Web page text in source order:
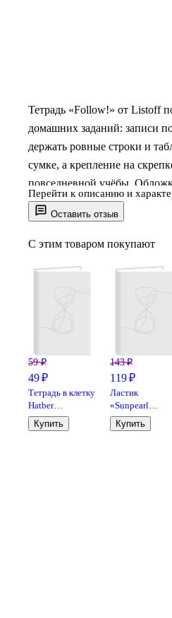
Оставить отзыв
Тетрадь «Follow!» от Listoff
домашних заданий: записи
держать ровные строки и
сумке, а крепление на
повседневной учёбы.
опрятный вид и меньше
Обратите внимание: товар
Перейти к описанию и
С этим товаром покупают
59 ₽
49 ₽
Тетрадь в клетку
Hatber
«Зеленая» 24
листа
Купить
143 ₽
119 ₽
Ластик
«Sunpearl
6541/40», Koh-i-
Noor,
Купить